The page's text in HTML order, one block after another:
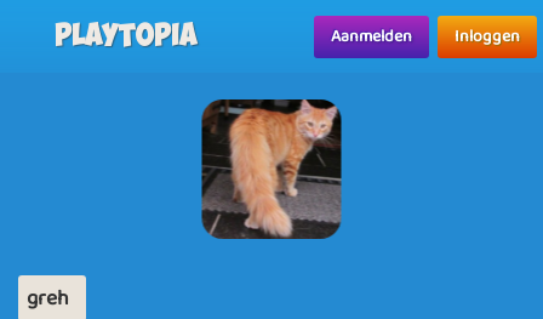
Playtopia Aanmelden Inloggen
greh